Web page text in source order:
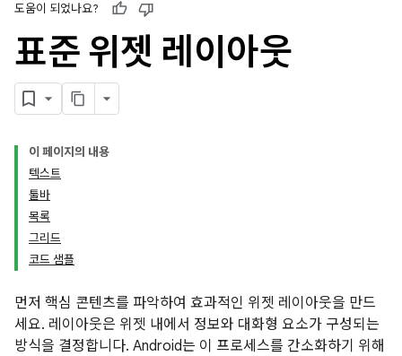
도움이 되었나요?
표준 위젯 레이아웃
이 페이지의 내용
텍스트
툴바
목록
그리드
코드 샘플
먼저 핵심 콘텐츠를 파악하여 효과적인 위젯 레이아웃을 만드
세요. 레이아웃은 위젯 내에서 정보와 대화형 요소가 구성되는
방식을 결정합니다. Android는 이 프로세스를 간소화하기 위해